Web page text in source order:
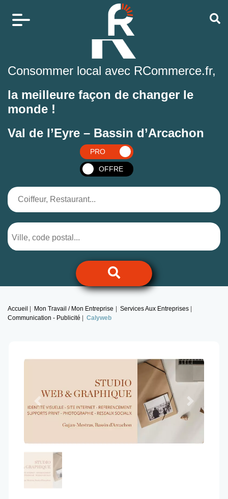
Consommer local avec RCommerce.fr,
la meilleure façon de changer le
monde !
Val de l’Eyre – Bassin d’Arcachon
PRO
OFFRE
Accueil Mon Travail / Mon Entreprise
Services Aux Entreprises
Communication - Publicité
Calyweb
Previous Next